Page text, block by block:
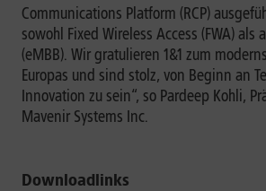
Communications Platform (RCP)
sowohl Fixed Wireless Access (FWA) als
(eMBB). Wir gratulieren 1&1 zum
Europas und sind stolz, von Beginn an
Innovation zu sein“, so Pardeep Kohli,
Mavenir Systems Inc.
Downloadlinks